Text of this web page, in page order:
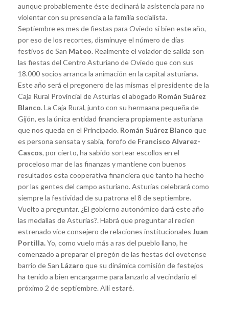
aunque probablemente éste declinará la asistencia para no
violentar con su presencia a la familia socialista.
Septiembre es mes de fiestas para Oviedo si bien este año,
por eso de los recortes, disminuye el número de días
festivos de San Mateo. Realmente el volador de salida son
las fiestas del Centro Asturiano de Oviedo que con sus
18.000 socios arranca la animación en la capital asturiana.
Este año será el pregonero de las mismas el presidente de la
Caja Rural Provincial de Asturias el abogado Román Suárez
Blanco. La Caja Rural, junto con su hermaana pequeña de
Gijón, es la única entidad financiera propiamente asturiana
que nos queda en el Principado. Román Suárez Blanco que
es persona sensata y sabia, forofo de Francisco Alvarez-
Cascos, por cierto, ha sabido sortear escollos en el
proceloso mar de las finanzas y mantiene con buenos
resultados esta cooperativa financiera que tanto ha hecho
por las gentes del campo asturiano. Asturias celebrará como
siempre la festividad de su patrona el 8 de septiembre.
Vuelto a preguntar. ¿El gobierno autonómico dará este año
las medallas de Asturias?. Habrá que preguntar al recien
estrenado vice consejero de relaciones institucionales Juan
Portilla.Yo, como vuelo más a ras del pueblo llano, he
comenzado a preparar el pregón de las fiestas del ovetense
barrio de San Lázaro que su dinámica comisión de festejos
ha tenido a bien encargarme para lanzarlo al vecindario el
próximo 2 de septiembre. Allí estaré.